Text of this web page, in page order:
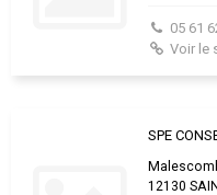
05 61
Voir le
SPE
12130